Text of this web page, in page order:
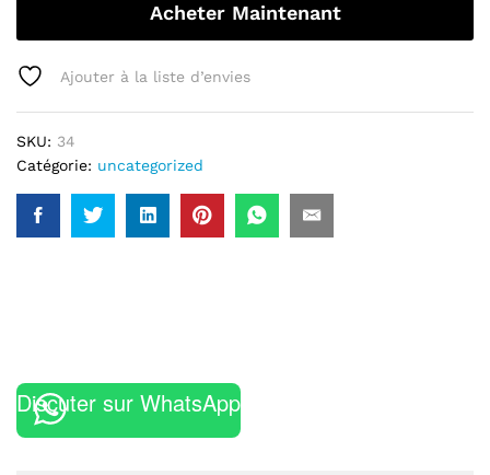
Acheter Maintenant
Ajouter à la liste d’envies
SKU: 34
Catégorie: uncategorized
Discuter sur WhatsApp